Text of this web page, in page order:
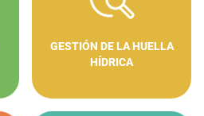
GESTIÓN DE LA HUELLA
HÍDRICA